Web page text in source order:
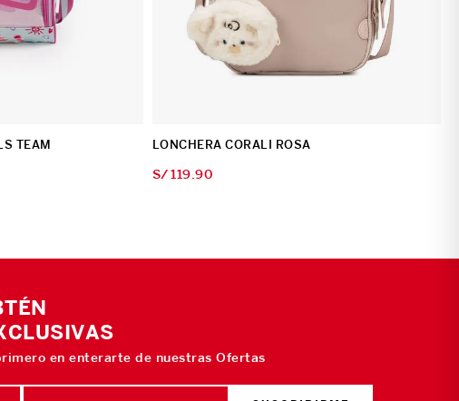
TEAM LONCHERA CORALI ROSA
S/119 90
en enterarte de nuestras Ofertas